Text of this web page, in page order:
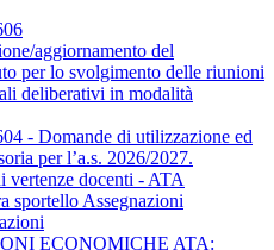
aggiornamento del
per lo svolgimento delle riunioni
deliberativi in modalità
- Domande di utilizzazione ed
per l’a.s. 2026/2027.
docenti - ATA
sportello Assegnazioni
ECONOMICHE ATA: